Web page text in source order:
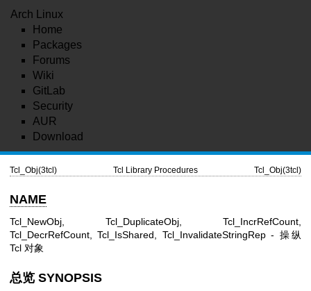
Arch Linux
Home
Packages
Forums
Wiki
GitLab
Security
AUR
Download
Tcl_Obj(3tcl) Tcl Library Procedures Tcl_Obj(3tcl)
NAME
Tcl_NewObj, Tcl_DuplicateObj, Tcl_IncrRefCount,
Tcl_DecrRefCount, Tcl_IsShared, Tcl_InvalidateStringRep - 操纵
Tcl 对象
总览 SYNOPSIS